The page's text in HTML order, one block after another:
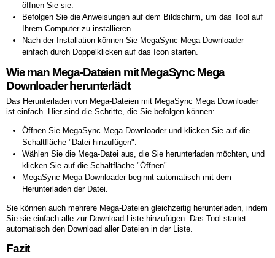
öffnen Sie sie.
Befolgen Sie die Anweisungen auf dem Bildschirm, um das Tool auf
Ihrem Computer zu installieren.
Nach der Installation können Sie MegaSync Mega Downloader
einfach durch Doppelklicken auf das Icon starten.
Wie man Mega-Dateien mit MegaSync Mega
Downloader herunterlädt
Das Herunterladen von Mega-Dateien mit MegaSync Mega Downloader
ist einfach. Hier sind die Schritte, die Sie befolgen können:
Öffnen Sie MegaSync Mega Downloader und klicken Sie auf die
Schaltfläche "Datei hinzufügen".
Wählen Sie die Mega-Datei aus, die Sie herunterladen möchten, und
klicken Sie auf die Schaltfläche "Öffnen".
MegaSync Mega Downloader beginnt automatisch mit dem
Herunterladen der Datei.
Sie können auch mehrere Mega-Dateien gleichzeitig herunterladen, indem
Sie sie einfach alle zur Download-Liste hinzufügen. Das Tool startet
automatisch den Download aller Dateien in der Liste.
Fazit